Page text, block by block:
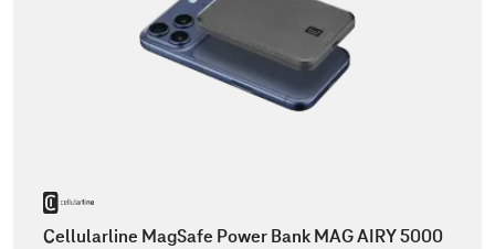
Cellularline MagSafe Power Bank MAG AIRY 5000